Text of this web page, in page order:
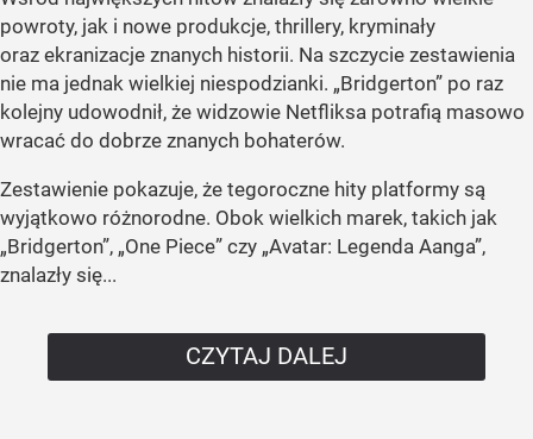
powroty, jak i nowe produkcje, thrillery, kryminały
oraz ekranizacje znanych historii. Na szczycie zestawienia
nie ma jednak wielkiej niespodzianki. „Bridgerton” po raz
kolejny udowodnił, że widzowie Netfliksa potrafią masowo
wracać do dobrze znanych bohaterów.
Zestawienie pokazuje, że tegoroczne hity platformy są
wyjątkowo różnorodne. Obok wielkich marek, takich jak
„Bridgerton”, „One Piece” czy „Avatar: Legenda Aanga”,
znalazły się...
CZYTAJ DALEJ